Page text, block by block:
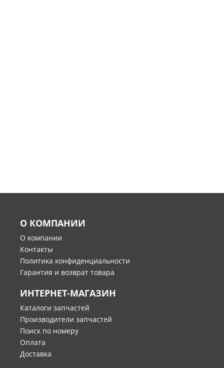
О КОМПАНИИ
О компании
Контакты
Политика конфиденциальности
Гарантия и возврат товара
ИНТЕРНЕТ-МАГАЗИН
Каталоги запчастей
Производители запчастей
Поиск по номеру
Оплата
Доставка